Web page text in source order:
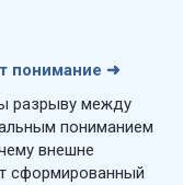
понимание ➜
разрыву между
пониманием
внешне
сформированный